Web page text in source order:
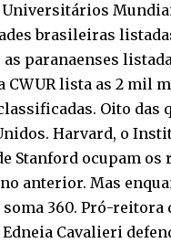
brasileiras
paranaenses
CWUR lista as 2 mil
Oito das
Harvard, o
Stanford ocupam os
anterior. Mas
360. Pró-reitora
Cavalieri